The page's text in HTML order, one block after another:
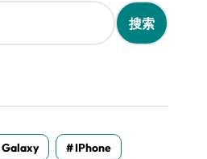
Galaxy IPhone